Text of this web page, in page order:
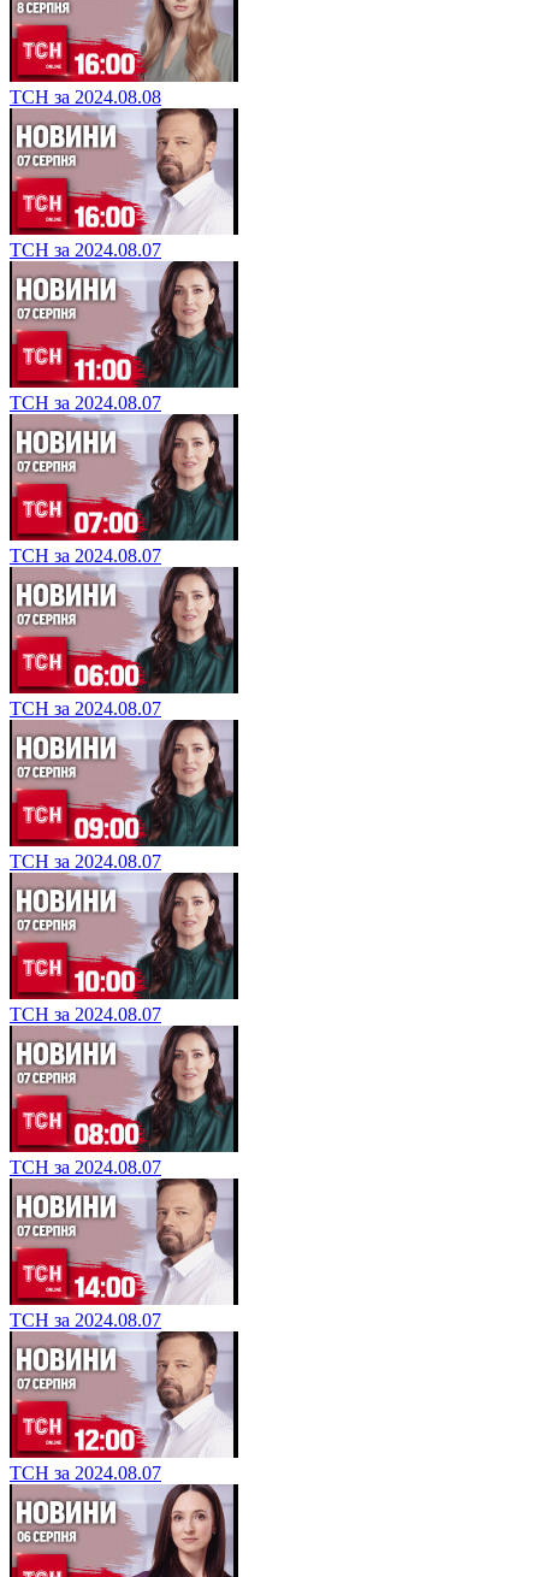
ТСН за 2024.08.08
ТСН за 2024.08.07
ТСН за 2024.08.07
ТСН за 2024.08.07
ТСН за 2024.08.07
ТСН за 2024.08.07
ТСН за 2024.08.07
ТСН за 2024.08.07
ТСН за 2024.08.07
ТСН за 2024.08.07